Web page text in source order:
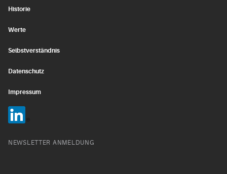
Historie
Werte
Selbstverständnis
Datenschutz
Impressum
NEWSLETTER ANMELDUNG